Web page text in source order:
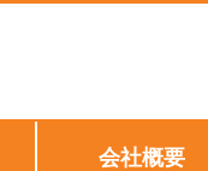
会社概要